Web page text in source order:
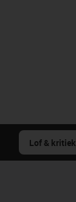
Lof & kritiek